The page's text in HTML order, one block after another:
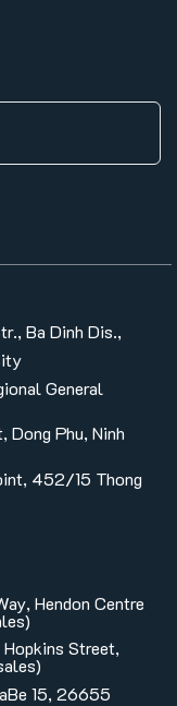
Ba Dinh Dis.,
General
Dong Phu, Ninh
452/15 Thong
Hendon Centre
Street,
15, 26655